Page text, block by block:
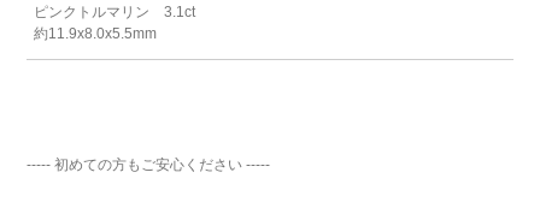
ピンクトルマリン 3.1ct
約11.9x8.0x5.5mm
----- 初めての方もご安心ください -----